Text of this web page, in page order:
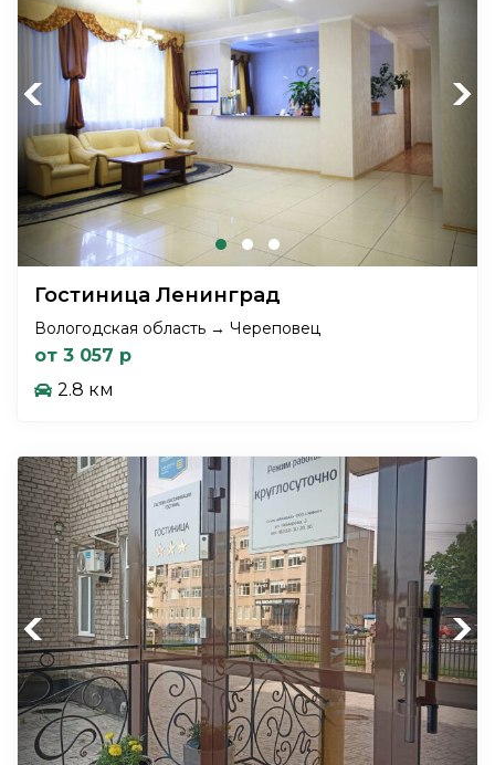
Previous Next
Гостиница Ленинград
Вологодская область → Череповец
от 3 057 р
2.8 км
Previous Next